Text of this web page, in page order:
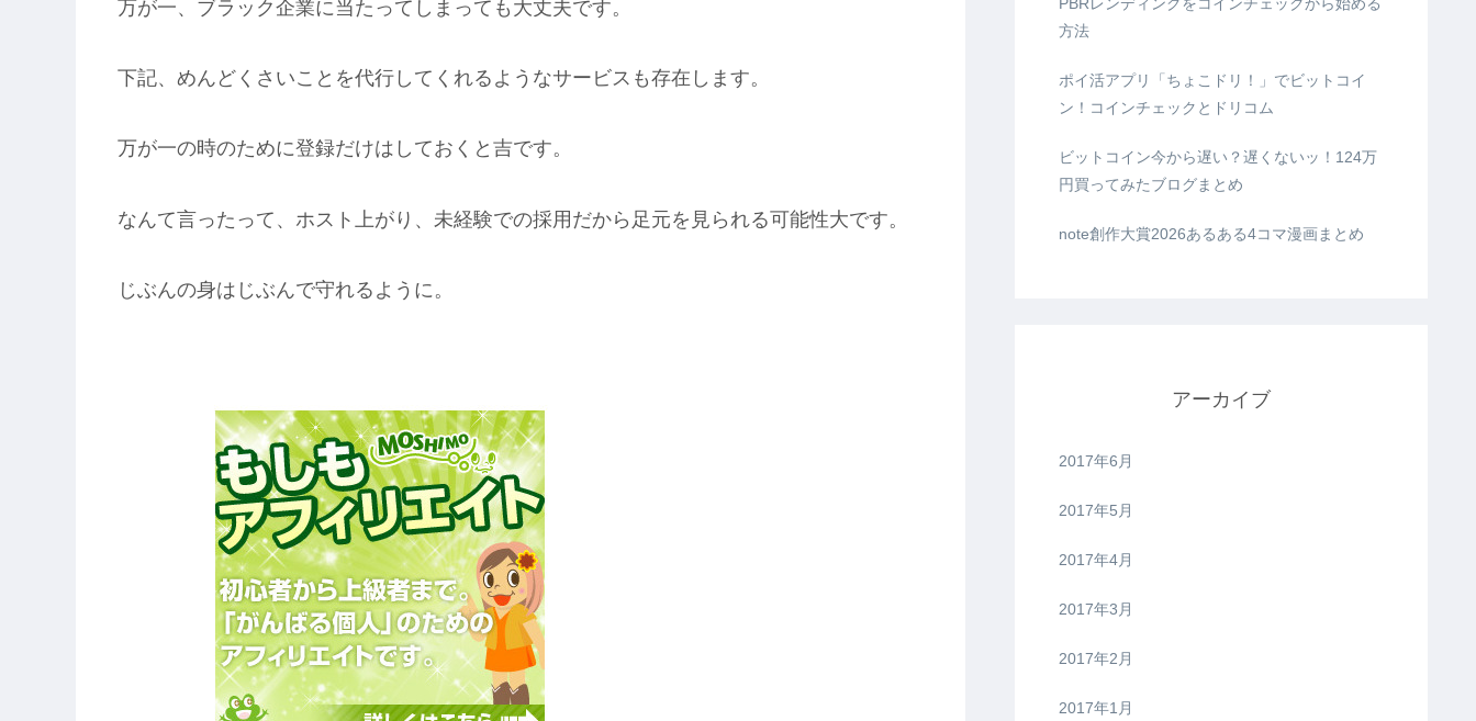
万が一、ブラック企業に当たってしまっても大丈夫です。
下記、めんどくさいことを代行してくれるようなサービスも存在します。
万が一の時のために登録だけはしておくと吉です。
なんて言ったって、ホスト上がり、未経験での採用だから足元を見られる可能性大です。
じぶんの身はじぶんで守れるように。
方法
ポイ活アプリ「ちょこドリ！」でビットコイ
ン！コインチェックとドリコム
ビットコイン今から遅い？遅くないッ！124万
円買ってみたブログまとめ
note創作大賞2026あるある4コマ漫画まとめ
アーカイブ
2017年6月
2017年5月
2017年4月
2017年3月
2017年2月
2017年1月